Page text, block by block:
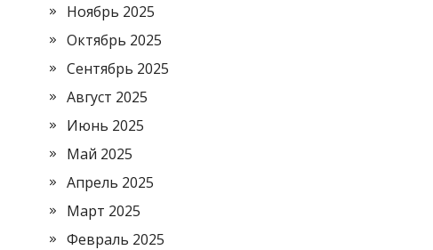
Ноябрь 2025
Октябрь 2025
Сентябрь 2025
Август 2025
Июнь 2025
Май 2025
Апрель 2025
Март 2025
Февраль 2025